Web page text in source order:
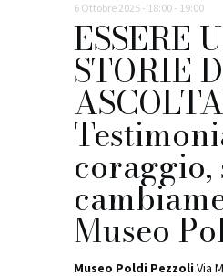
ESSERE
STORIE
coraggio,
Museo
6 Ottobre 2025 - 18:00- 19:00
Museo Poldi Pezzoli Via